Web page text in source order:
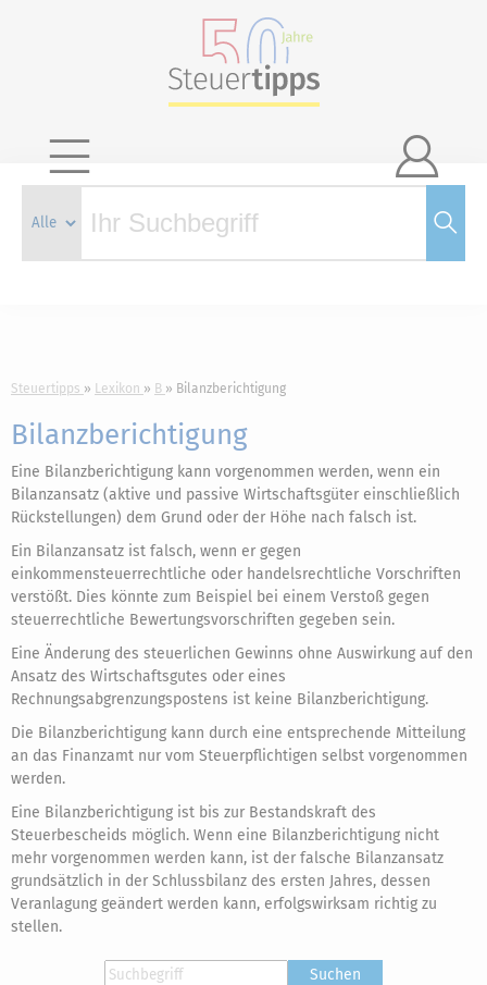

Steuertipps Lexikon B Bilanzberichtigung
Bilanzberichtigung
Eine Bilanzberichtigung kann vorgenommen werden, wenn ein
Bilanzansatz (aktive und passive Wirtschaftsgüter einschließlich
Rückstellungen) dem Grund oder der Höhe nach falsch ist.
Ein Bilanzansatz ist falsch, wenn er gegen
einkommensteuerrechtliche oder handelsrechtliche Vorschriften
verstößt. Dies könnte zum Beispiel bei einem Verstoß gegen
steuerrechtliche Bewertungsvorschriften gegeben sein.
Eine Änderung des steuerlichen Gewinns ohne Auswirkung auf den
Ansatz des Wirtschaftsgutes oder eines
Rechnungsabgrenzungspostens ist keine Bilanzberichtigung.
Die Bilanzberichtigung kann durch eine entsprechende Mitteilung
an das Finanzamt nur vom Steuerpflichtigen selbst vorgenommen
werden.
Eine Bilanzberichtigung ist bis zur Bestandskraft des
Steuerbescheids möglich. Wenn eine Bilanzberichtigung nicht
mehr vorgenommen werden kann, ist der falsche Bilanzansatz
grundsätzlich in der Schlussbilanz des ersten Jahres, dessen
Veranlagung geändert werden kann, erfolgswirksam richtig zu
stellen.
Suchen